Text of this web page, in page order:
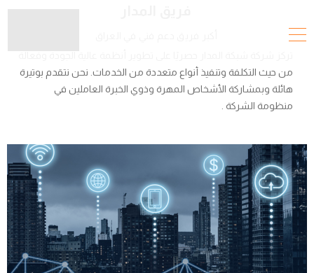
من حيث التكلفة وتنفيذ أنواع متعددة من الخدمات. نحن نتقدم بوتيرة
هائلة وبمشاركة الأشخاص المهرة وذوي الخبرة العاملين في
منظومة الشركة .